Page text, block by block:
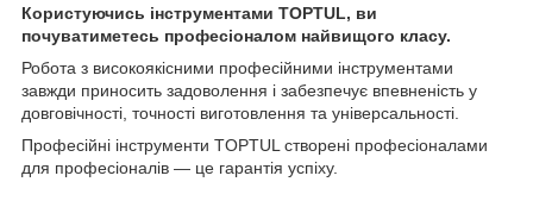
Користуючись інструментами TOPTUL, ви
почуватиметесь професіоналом найвищого класу.
Робота з високоякісними професійними інструментами
завжди приносить задоволення і забезпечує впевненість у
довговічності, точності виготовлення та універсальності.
Професійні інструменти TOPTUL створені професіоналами
для професіоналів — це гарантія успіху.